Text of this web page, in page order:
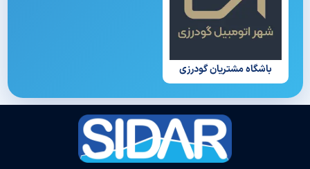
باشگاه مشتریان گودرزی